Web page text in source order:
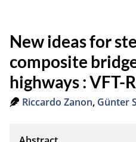
New ideas for
composite
highways : VFT-
Riccardo Zanon, Günter